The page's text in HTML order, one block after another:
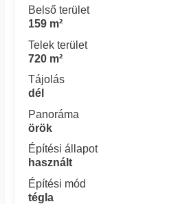
Belső terület
159 m²
Telek terület
720 m²
Tájolás
dél
Panoráma
örök
Építési állapot
használt
Építési mód
tégla